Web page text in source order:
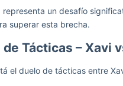
representa un desafío
superar esta brecha.
de Tácticas – Xavi
el duelo de tácticas entre